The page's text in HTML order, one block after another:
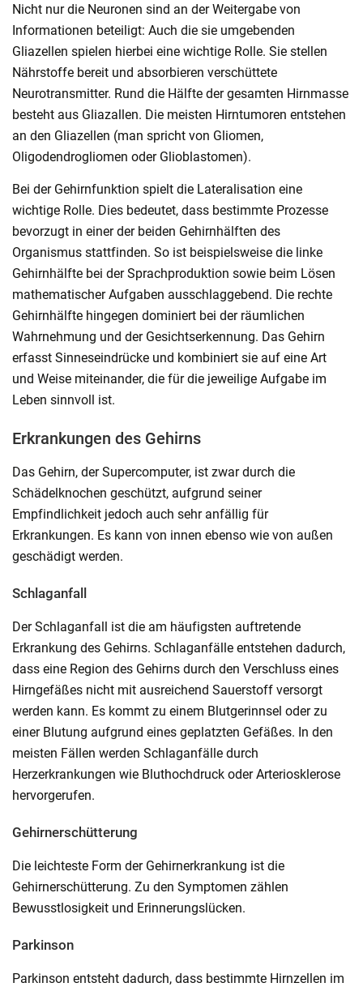
Nicht nur die Neuronen sind an der Weitergabe von
Informationen beteiligt: Auch die sie umgebenden
Gliazellen spielen hierbei eine wichtige Rolle. Sie stellen
Nährstoffe bereit und absorbieren verschüttete
Neurotransmitter. Rund die Hälfte der gesamten Hirnmasse
besteht aus Gliazallen. Die meisten Hirntumoren entstehen
an den Gliazellen (man spricht von Gliomen,
Oligodendrogliomen oder Glioblastomen).
Bei der Gehirnfunktion spielt die Lateralisation eine
wichtige Rolle. Dies bedeutet, dass bestimmte Prozesse
bevorzugt in einer der beiden Gehirnhälften des
Organismus stattfinden. So ist beispielsweise die linke
Gehirnhälfte bei der Sprachproduktion sowie beim Lösen
mathematischer Aufgaben ausschlaggebend. Die rechte
Gehirnhälfte hingegen dominiert bei der räumlichen
Wahrnehmung und der Gesichtserkennung. Das Gehirn
erfasst Sinneseindrücke und kombiniert sie auf eine Art
und Weise miteinander, die für die jeweilige Aufgabe im
Leben sinnvoll ist.
Erkrankungen des Gehirns
Das Gehirn, der Supercomputer, ist zwar durch die
Schädelknochen geschützt, aufgrund seiner
Empfindlichkeit jedoch auch sehr anfällig für
Erkrankungen. Es kann von innen ebenso wie von außen
geschädigt werden.
Schlaganfall
Der Schlaganfall ist die am häufigsten auftretende
Erkrankung des Gehirns. Schlaganfälle entstehen dadurch,
dass eine Region des Gehirns durch den Verschluss eines
Hirngefäßes nicht mit ausreichend Sauerstoff versorgt
werden kann. Es kommt zu einem Blutgerinnsel oder zu
einer Blutung aufgrund eines geplatzten Gefäßes. In den
meisten Fällen werden Schlaganfälle durch
Herzerkrankungen wie Bluthochdruck oder Arteriosklerose
hervorgerufen.
Gehirnerschütterung
Die leichteste Form der Gehirnerkrankung ist die
Gehirnerschütterung. Zu den Symptomen zählen
Bewusstlosigkeit und Erinnerungslücken.
Parkinson
Parkinson entsteht dadurch, dass bestimmte Hirnzellen im